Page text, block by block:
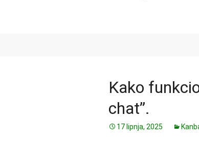
Kako
chat”.
17 lipnja, 2025